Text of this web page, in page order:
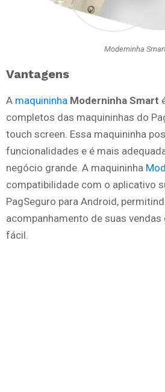
Moderninha
Vantagens
A maquininha Moderninha Smart
completos das maquininhas do
touch screen. Essa maquininha
funcionalidades e é mais
negócio grande. A maquininha
compatibilidade com o aplicativo
PagSeguro para Android,
acompanhamento de suas
fácil.